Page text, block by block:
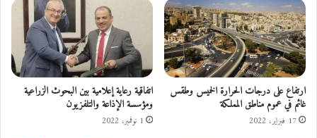
ب
ر
ق
د
ي
م
م
ن
م
ر
ك
ز
ا
ل
م
د
ارتفاع على درجات الحرارة الخميس وطقس
غائم في عموم مناطق المملكة
17 فبراير، 2022
اتفاقية رعاية إعلامية بين البحوث الزراعية
ومؤسسة الإذاعة والتلفزيون
1 نوفمبر، 2022